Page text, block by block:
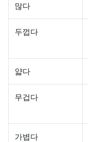
많다
두껍다
얇다
무겁다
가볍다